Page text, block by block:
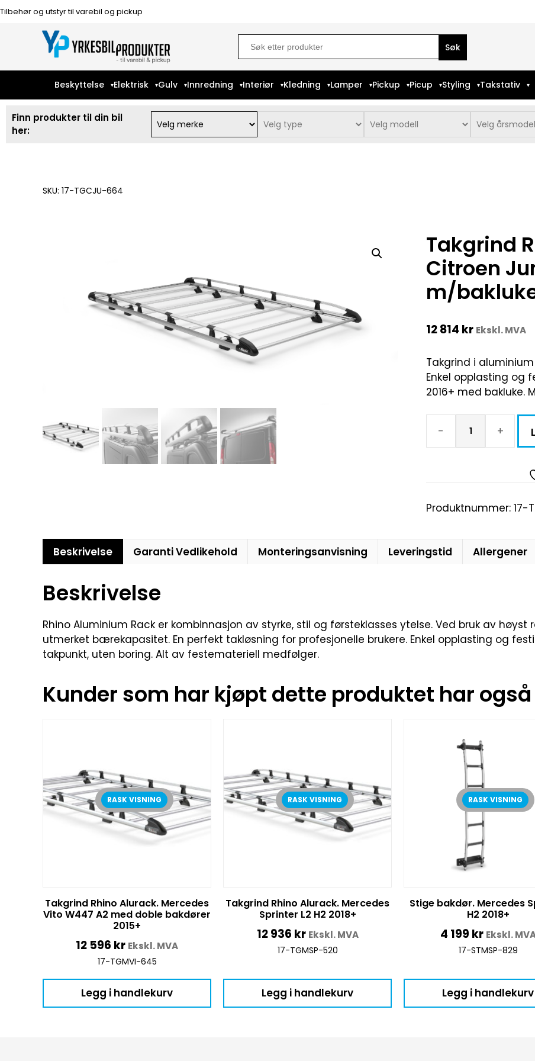
Tilbehør og utstyr til varebil og pickup
Search
for:
Beskyttelse Elektrisk Gulv Innredning Interiør Kledning Lamper Pickup Picup Styling Takstativ
Finn produkter til din bil
her:
SKU: 17-TGCJU-664
Takgrind
Citroen
m/
12 814 kr Ekskl. MVA
Takgrind i
Enkel opplasting og
2016+ med bakluke.
- +
Produktnummer: 17-
Beskrivelse Garanti Vedlikehold Monteringsanvisning Leveringstid Allergener
Beskrivelse
Rhino Aluminium Rack er kombinnasjon av styrke, stil og førsteklasses ytelse. Ved bruk av
utmerket bærekapasitet. En perfekt takløsning for profesjonelle brukere. Enkel opplasting og
takpunkt, uten boring. Alt av festemateriell medfølger.
Kunder som har kjøpt dette produktet har
RASK VISNING
Takgrind Rhino Alurack. Mercedes
Vito W447 A2 med doble bakdører
2015+
12 596 kr Ekskl. MVA
17-TGMVI-645
Legg i handlekurv
RASK VISNING
Takgrind Rhino Alurack. Mercedes
Sprinter L2 H2 2018+
12 936 kr Ekskl. MVA
17-TGMSP-520
Legg i handlekurv
RASK VISNING
Stige bakdør. Mercedes
H2 2018+
4 199 kr Ekskl.
17-STMSP-829
Legg i handlekurv